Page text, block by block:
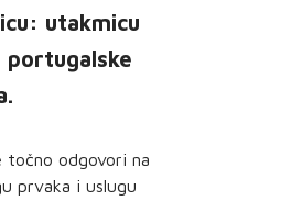
utakmicu
portugalske
odgovori na
prvaka i uslugu